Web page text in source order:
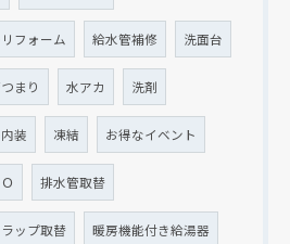
フォーム 給水管補修 洗面台
まり 水アカ 洗剤
装 凍結 お得なイベント
排水管取替
ップ取替 暖房機能付き給湯器